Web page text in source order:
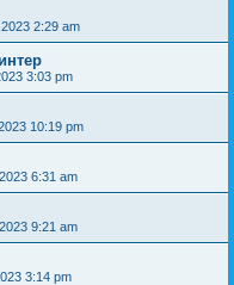
2:29 am
3:03 pm
10:19 pm
6:31 am
9:21 am
3:14 pm